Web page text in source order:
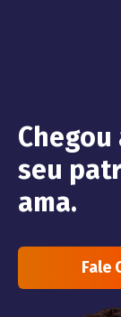
seu
ama.
Fale